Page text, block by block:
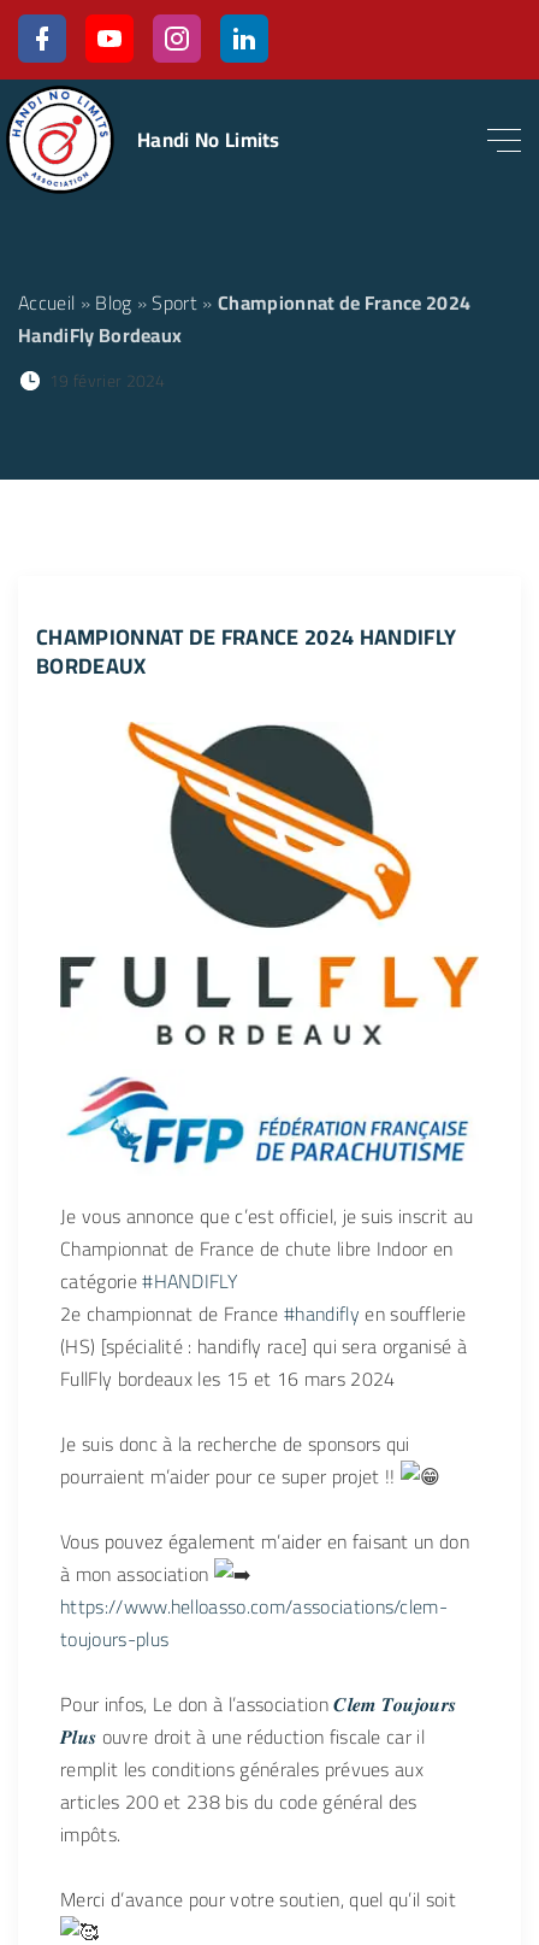
Handi No Limits
Accueil »Blog »Sport»Championnat de France 2024
HandiFly Bordeaux
19 février 2024
CHAMPIONNAT DE FRANCE 2024 HANDIFLY
BORDEAUX
Je vous annonce que c’est officiel, je suis inscrit au
Championnat de France de chute libre Indoor en
catégorie#HANDIFLY
2e championnat de France#handifly en soufflerie
(HS) [spécialité : handifly race] qui sera organisé à
FullFly bordeaux les 15 et 16 mars 2024
Je suis donc à la recherche de sponsors qui
pourraient m’aider pour ce super projet !!
Vous pouvez également m’aider en faisant un don
à mon association
https://www.helloasso.com/associations/clem-
toujours-plus
Pour infos, Le don à l’association𝑪𝒍𝒆𝒎 𝑻𝒐𝒖𝒋𝒐𝒖𝒓𝒔
𝑷𝒍𝒖𝒔 ouvre droit à une réduction fiscale car il
remplit les conditions générales prévues aux
articles 200 et 238 bis du code général des
impôts.
Merci d’avance pour votre soutien, quel qu’il soit